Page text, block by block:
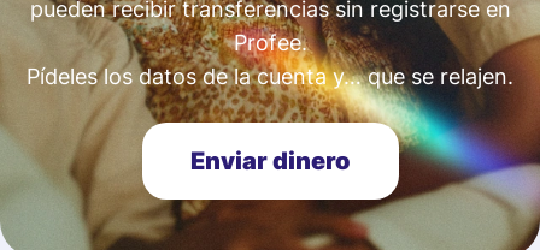
pueden recibir transferencias sin registrarse en
Profee.
Pídeles los datos de la cuenta y… que se relajen.
Enviar dinero